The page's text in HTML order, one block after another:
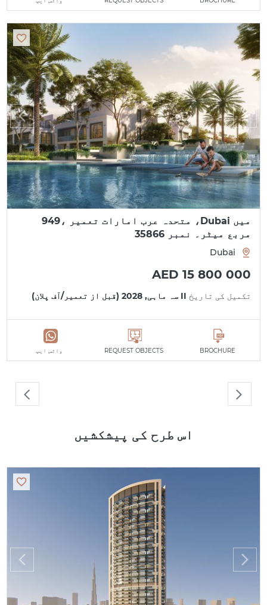
میں Dubai، متحدہ عرب امارات تعمیر ،949
مربع میٹر۔ نمبر 35866
Dubai
AED 15 800 000
تکمیل کی تاریخ II سہ ماہی, 2028 (قبل از تعمیر/آف پلان)
BROCHURE
REQUEST OBJECTS واٹس ایپ
اس طرح کی پیشکشیں